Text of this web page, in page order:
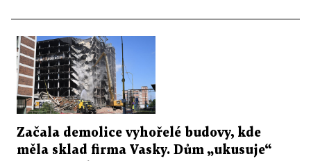
Začala demolice vyhořelé budovy, kde
měla sklad firma Vasky. Dům „ukusuje“